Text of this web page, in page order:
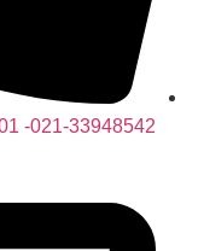
021-33948542- 021-66391201